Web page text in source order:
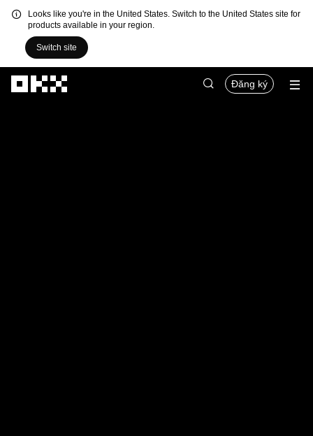
Looks like you're in the United States. Switch to the United States site for
products available in your region.
Switch site
Đăng ký